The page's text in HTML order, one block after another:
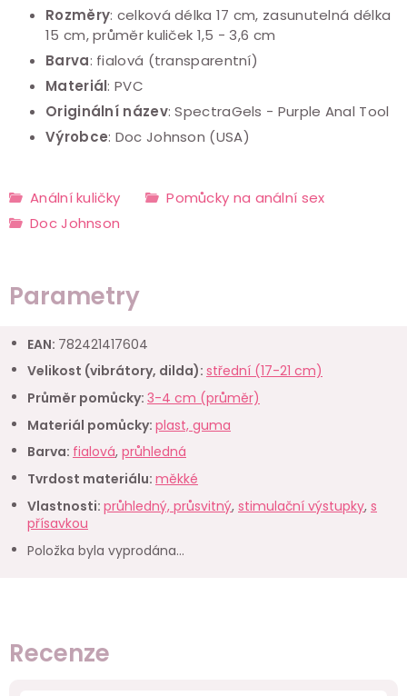
Rozměry: celková délka 17 cm, zasunutelná délka
15 cm, průměr kuliček 1,5 - 3,6 cm
Barva: fialová (transparentní)
Materiál: PVC
Originální název: SpectraGels - Purple Anal Tool
Výrobce: Doc Johnson (USA)
Anální kuličky
Pomůcky na anální sex
Doc Johnson
Parametry
EAN: 782421417604
Velikost (vibrátory, dilda): střední (17-21 cm)
Průměr pomůcky: 3-4 cm (průměr)
Materiál pomůcky: plast, guma
Barva: fialová, průhledná
Tvrdost materiálu: měkké
Vlastnosti: průhledný, průsvitný, stimulační výstupky, s
přísavkou
Položka byla vyprodána…
Recenze